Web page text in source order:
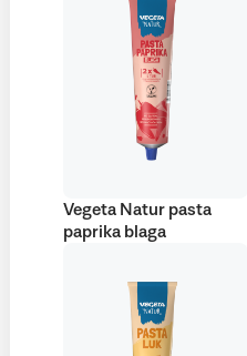
Vegeta Natur pasta
paprika blaga